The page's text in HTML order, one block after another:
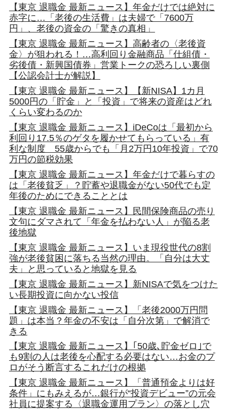
【東京 退職金 最新ニュース】年金だけでは絶対に
赤字に…「老後の生活費」は夫婦で「7600万
円」、老後の資金の「驚きの真相」
【東京 退職金 最新ニュース】高齢者の〈老後資
金〉が狙われる！…高利回り金融商品「仕組債・
劣後債・新興国債券」営業トークの恐ろしい裏側
【公認会計士が解説】
【東京 退職金 最新ニュース】【新NISA】1カ月
5000円の「貯金」と「投資」で将来の資産はどれ
くらい変わるのか
【東京 退職金 最新ニュース】iDeCoは「最初から
利回り17.5％のゲタを履かせてもらっている」有
利な制度 55歳からでも「月2万円10年投資」で70
万円の節税効果
【東京 退職金 最新ニュース】年金だけで暮らすの
は「老後貧乏」？貯蓄や退職金がない50代でも定
年後のためにできることとは
【東京 退職金 最新ニュース】民間保険商品の売り
文句にダマされて「年金を払わない人」が陥る老
後地獄
【東京 退職金 最新ニュース】いま現役世代の8割
強が老後貧困に落ちる当然の理由。「自分は大丈
夫」と思っていると地獄を見る
【東京 退職金 最新ニュース】新NISAで気をつけた
い長期投資に向かない投信
【東京 退職金 最新ニュース】「老後2000万円問
題」は本当？年金の不安は「自分次第」で解消で
きる
【東京 退職金 最新ニュース】｢50歳､貯金ゼロ｣で
も9割の人は老後を心配する必要はない…お金のプ
ロがそう断言するこれだけの根拠
【東京 退職金 最新ニュース】「普通預金よりは好
条件」にもみえるが…銀行が“投資デビュー”の元会
社員に提案する〈退職金運用プラン〉の落とし穴